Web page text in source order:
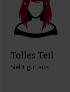
Tolles Teil
Sieht gut aus